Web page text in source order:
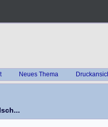
Neues Thema